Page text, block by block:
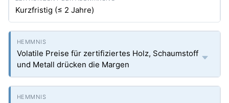
Kurzfristig (≤ 2 Jahre)
Volatile Preise für zertifiziertes Holz, Schaumstoff
und Metall drücken die Margen